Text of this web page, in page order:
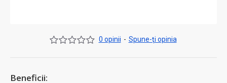
Beneficii:
0 opinii - Spune-ţi opinia